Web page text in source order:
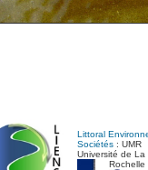
Littoral
Sociétés : UMR
Université de La
Rochelle